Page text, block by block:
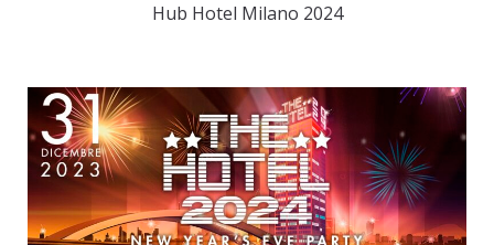
Hub Hotel Milano 2024